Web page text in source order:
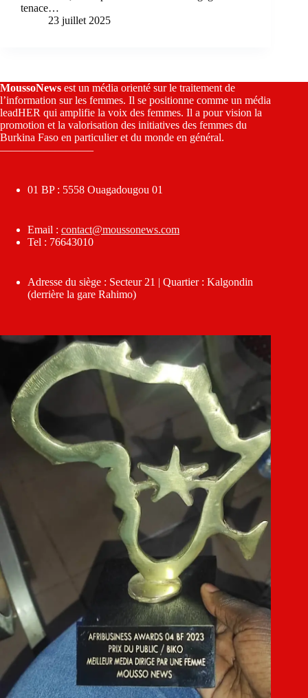
tenace…
23 juillet 2025
MoussoNews est un média orienté sur le traitement de
l’information sur les femmes. Il se positionne comme un média
leadHER qui amplifie la voix des femmes. Il a pour vision la
promotion et la valorisation des initiatives des femmes du
Burkina Faso en particulier et du monde en général.
————————–
01 BP : 5558 Ouagadougou 01
Email : contact@moussonews.com
Tel : 76643010
Adresse du siège : Secteur 21 | Quartier : Kalgondin
(derrière la gare Rahimo)